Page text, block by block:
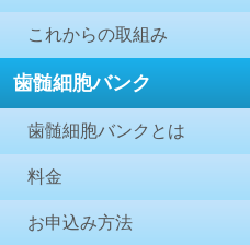
これからの取組み
歯髄細胞バンク
歯髄細胞バンクとは
料金
お申込み方法